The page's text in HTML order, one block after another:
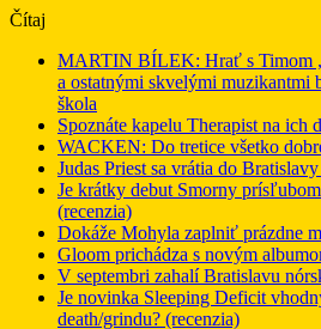
Čítaj
MARTIN BÍLEK: Hrať s Timom
a ostatnými skvelými muzikantmi
škola
Spoznáte kapelu Therapist na ich
WACKEN: Do tretice všetko
Judas Priest sa vrátia do
Je krátky debut Smorny
(recenzia)
Dokáže Mohyla zaplniť prázdne
Gloom prichádza s novým
V septembri zahalí Bratislavu
Je novinka Sleeping Deficit
death/grindu? (recenzia)